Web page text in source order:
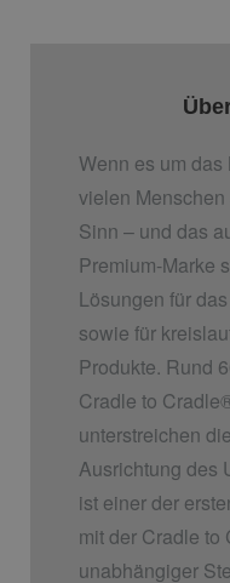
Wenn es um
vielen
Sinn – und das
Premium-Marke
Lösungen für
sowie für
Produkte. Rund
Cradle to Cradle
unterstreichen
Ausrichtung des
ist einer der
mit der Cradle to
unabhängiger